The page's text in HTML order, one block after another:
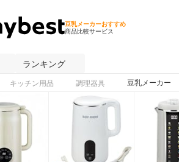
豆乳メーカーおすすめ
商品比較サービス
ランキング
キッチン用品 調理器具 豆乳メーカー